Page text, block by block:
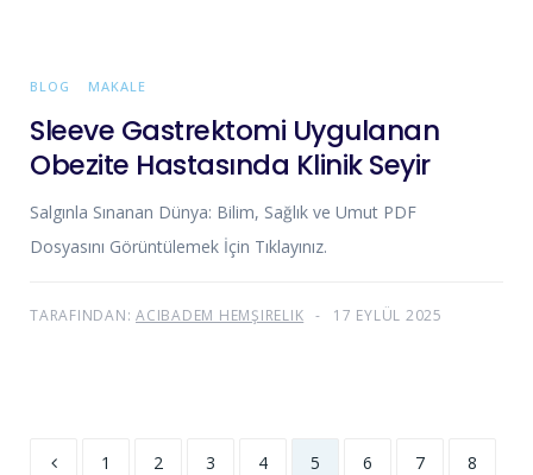
BLOG MAKALE
Sleeve Gastrektomi Uygulanan
Obezite Hastasında Klinik Seyir
Salgınla Sınanan Dünya: Bilim, Sağlık ve Umut PDF
Dosyasını Görüntülemek İçin Tıklayınız.
TARAFINDAN: ACIBADEM HEMŞIRELIK 17 EYLÜL 2025
1 2 3 4 5 6 7 8